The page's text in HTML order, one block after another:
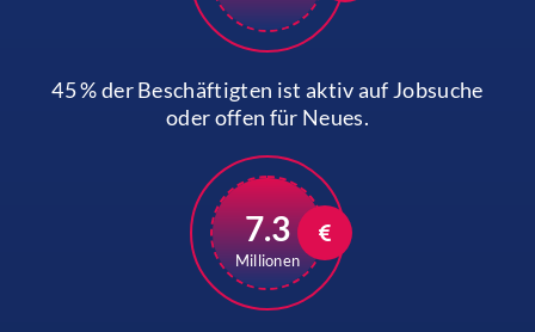
45 % der Beschäftigten ist aktiv auf Jobsuche
oder offen für Neues.
7.3
Millionen